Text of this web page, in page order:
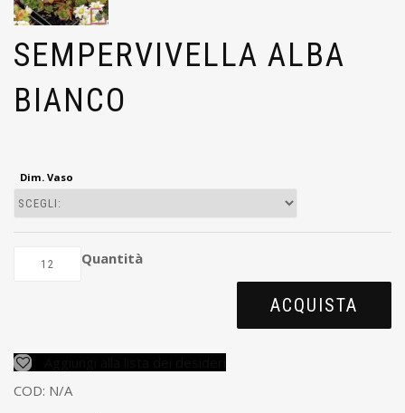
SEMPERVIVELLA ALBA
BIANCO
Dim. Vaso
Quantità
ACQUISTA
COD: N/A